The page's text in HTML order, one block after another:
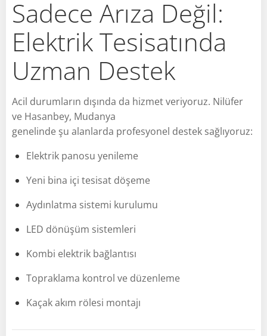
Sadece Arıza Değil:
Elektrik Tesisatında
Uzman Destek
Acil durumların dışında da hizmet veriyoruz. Nilüfer
ve Hasanbey, Mudanya
genelinde şu alanlarda profesyonel destek sağlıyoruz:
Elektrik panosu yenileme
Yeni bina içi tesisat döşeme
Aydınlatma sistemi kurulumu
LED dönüşüm sistemleri
Kombi elektrik bağlantısı
Topraklama kontrol ve düzenleme
Kaçak akım rölesi montajı